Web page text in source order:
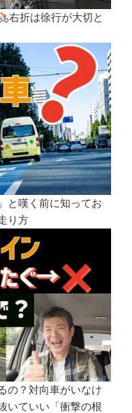
右折は徐行が大切と
と嘆く前に知ってお
り方
の？対向車がいなけ
いていい「衝撃の根